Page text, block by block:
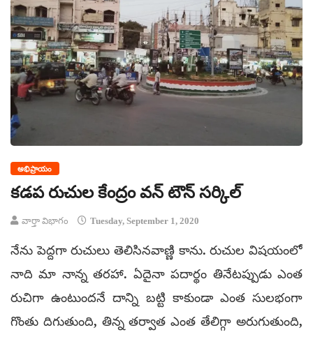
అభిప్రాయం
కడప రుచుల కేంద్రం వన్ టౌన్ సర్కిల్
వార్తా విభాగం Tuesday, September 1, 2020
నేను పెద్దగా రుచులు తెలిసినవాణ్ణి కాను. రుచుల విషయంలో
నాది మా నాన్న తరహా. ఏదైనా పదార్థం తినేటప్పుడు ఎంత
రుచిగా ఉంటుందనే దాన్ని బట్టి కాకుండా ఎంత సులభంగా
గొంతు దిగుతుంది, తిన్న తర్వాత ఎంత తేలిగ్గా అరుగుతుంది,